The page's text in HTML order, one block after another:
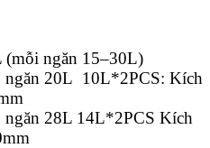
ngăn 15–30L)
ngăn 20L 10L*2PCS: Kích
ngăn 28L 14L*2PCS Kích